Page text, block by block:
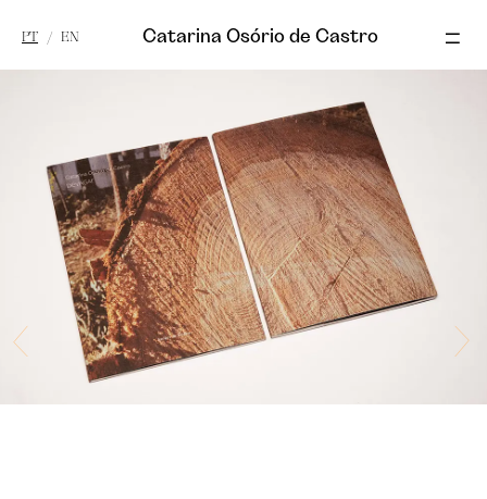
PT / EN Catarina Osório de Castro